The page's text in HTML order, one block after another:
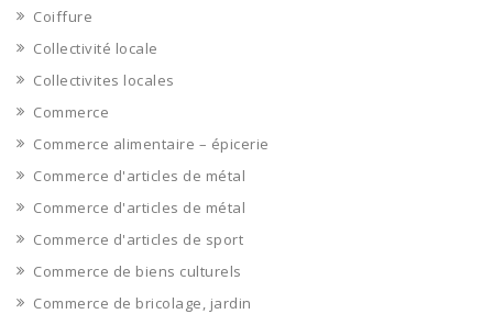
Coiffure
Collectivité locale
Collectivites locales
Commerce
Commerce alimentaire – épicerie
Commerce d'articles de métal
Commerce d'articles de métal
Commerce d'articles de sport
Commerce de biens culturels
Commerce de bricolage, jardin